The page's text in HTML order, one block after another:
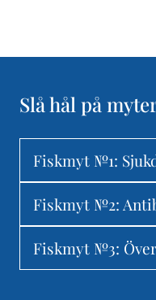
Slå hål på
Fiskmyt №1:
Fiskmyt №2:
Fiskmyt №3: